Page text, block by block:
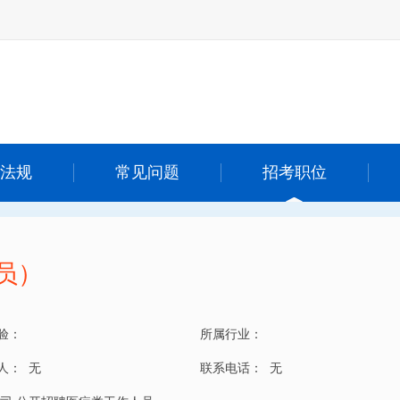
规 常见问题 招考职位
： 所属行业：
： 无 联系电话： 无